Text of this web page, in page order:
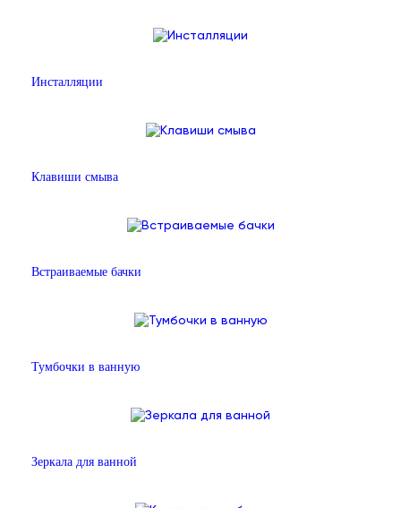
Инсталляции
Клавиши смыва
Встраиваемые бачки
Тумбочки в ванную
Зеркала для ванной